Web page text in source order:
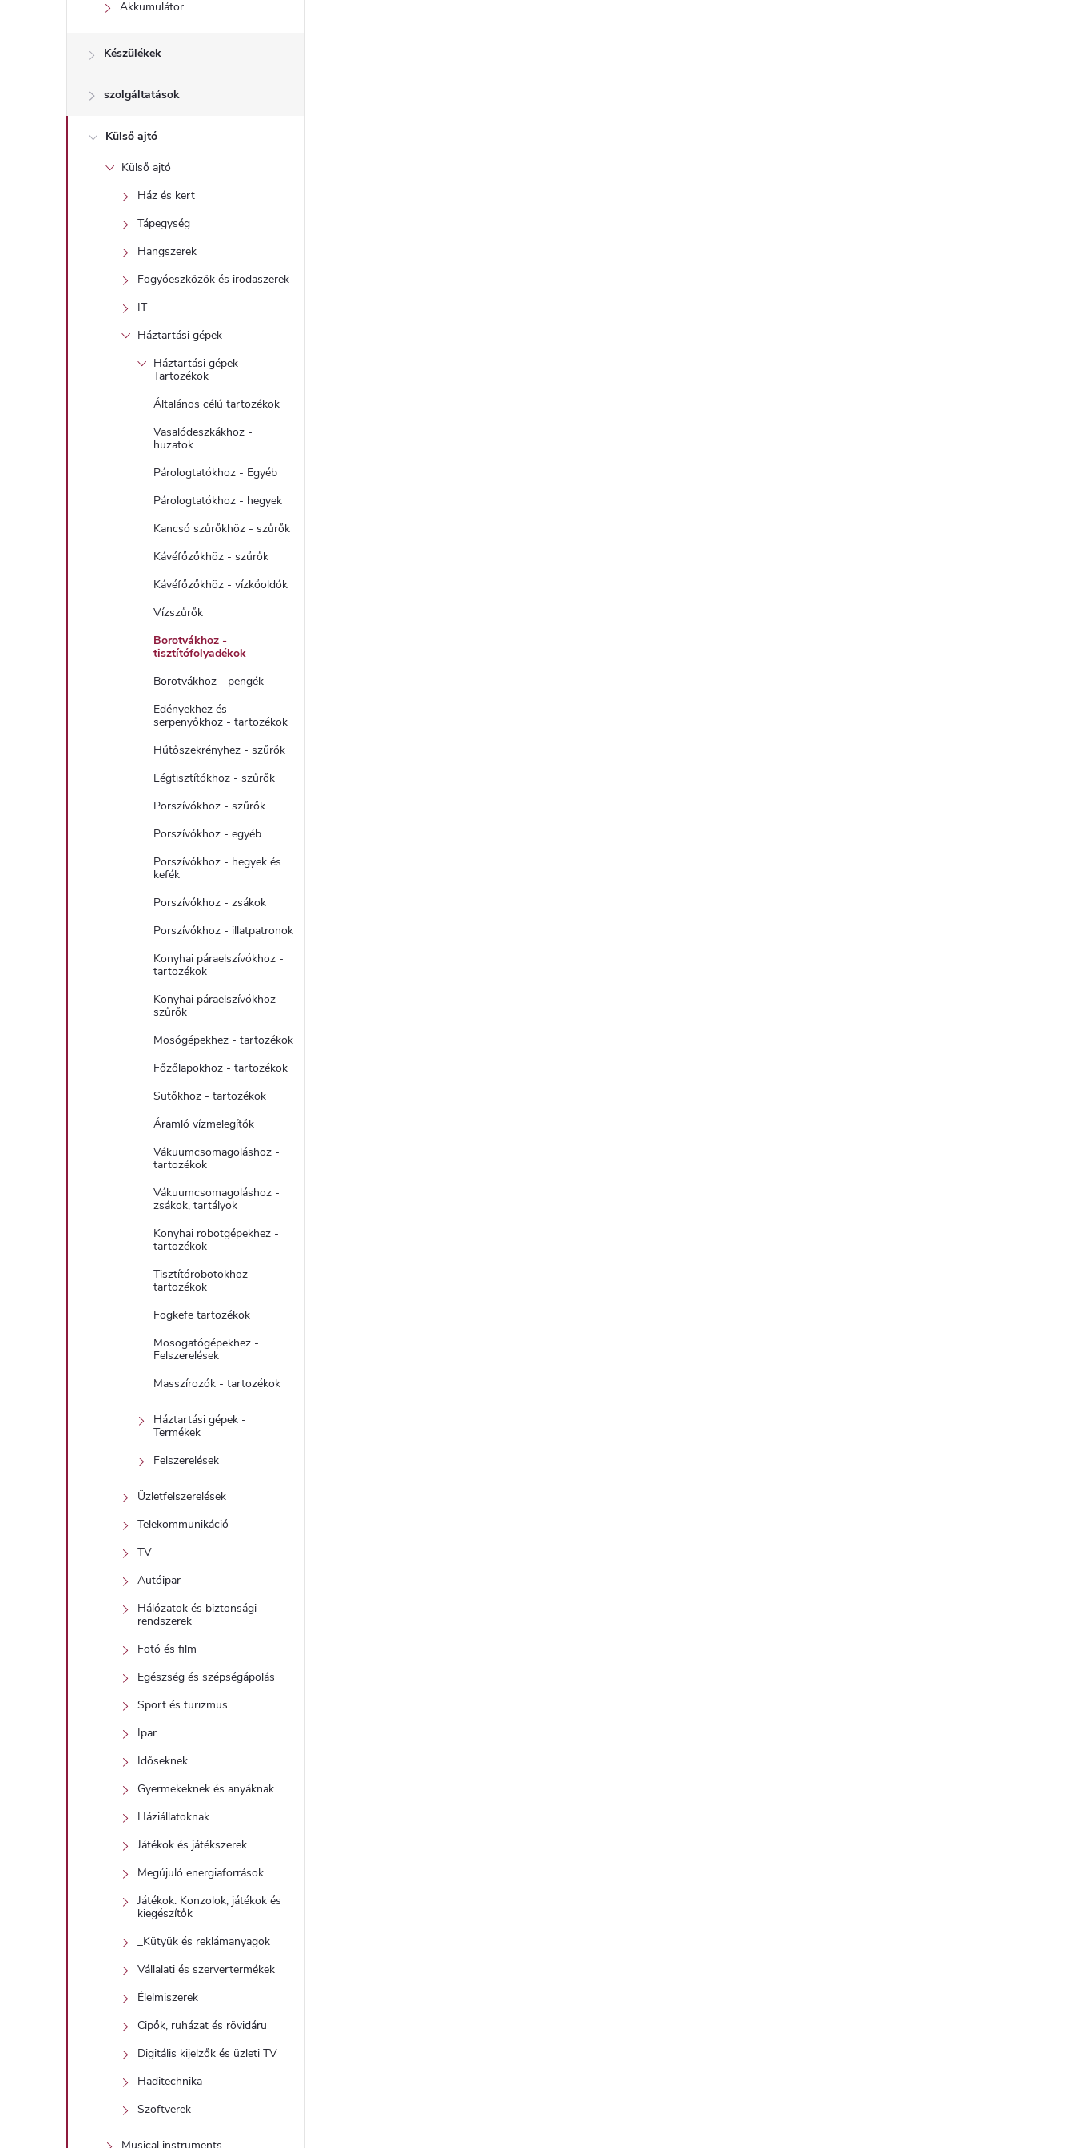
Akkumulátor
Készülékek
szolgáltatások
Külső ajtó
Külső ajtó
Ház és kert
Tápegység
Hangszerek
Fogyóeszközök és irodaszerek
IT
Háztartási gépek
Háztartási gépek -
Tartozékok
Általános célú tartozékok
Vasalódeszkákhoz -
huzatok
Párologtatókhoz - Egyéb
Párologtatókhoz - hegyek
Kancsó szűrőkhöz - szűrők
Kávéfőzőkhöz - szűrők
Kávéfőzőkhöz - vízkőoldók
Vízszűrők
Borotvákhoz -
tisztítófolyadékok
Borotvákhoz - pengék
Edényekhez és
serpenyőkhöz - tartozékok
Hűtőszekrényhez - szűrők
Légtisztítókhoz - szűrők
Porszívókhoz - szűrők
Porszívókhoz - egyéb
Porszívókhoz - hegyek és
kefék
Porszívókhoz - zsákok
Porszívókhoz - illatpatronok
Konyhai páraelszívókhoz -
tartozékok
Konyhai páraelszívókhoz -
szűrők
Mosógépekhez - tartozékok
Főzőlapokhoz - tartozékok
Sütőkhöz - tartozékok
Áramló vízmelegítők
Vákuumcsomagoláshoz -
tartozékok
Vákuumcsomagoláshoz -
zsákok, tartályok
Konyhai robotgépekhez -
tartozékok
Tisztítórobotokhoz -
tartozékok
Fogkefe tartozékok
Mosogatógépekhez -
Felszerelések
Masszírozók - tartozékok
Háztartási gépek -
Termékek
Felszerelések
Üzletfelszerelések
Telekommunikáció
TV
Autóipar
Hálózatok és biztonsági
rendszerek
Fotó és film
Egészség és szépségápolás
Sport és turizmus
Ipar
Időseknek
Gyermekeknek és anyáknak
Háziállatoknak
Játékok és játékszerek
Megújuló energiaforrások
Játékok: Konzolok, játékok és
kiegészítők
_Kütyük és reklámanyagok
Vállalati és szervertermékek
Élelmiszerek
Cipők, ruházat és rövidáru
Digitális kijelzők és üzleti TV
Haditechnika
Szoftverek